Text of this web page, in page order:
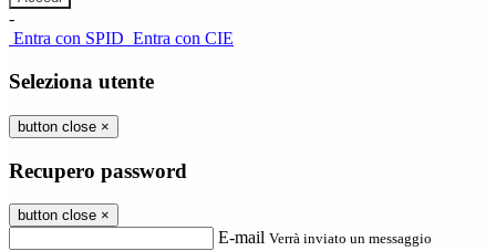
-
Entra con SPID Entra con CIE
Seleziona utente
button close ×
Recupero password
button close ×
E-mail Verrà inviato un messaggio